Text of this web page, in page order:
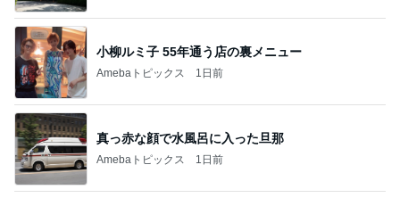
美術館のレストランでの上品な食事
Amebaトピックス 1日前